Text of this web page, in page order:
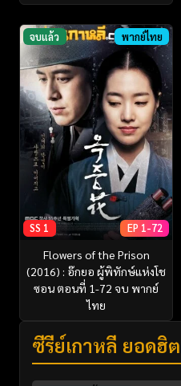
จบแล้ว พากย์ไทย
SS 1 EP 1-72
Flowers of the Prison
(2016) : อ๊กยอ ผู้พิทักษ์แห่งโช
ซอน ตอนที่ 1-72 จบ พากย์
ไทย
ซีรี่ย์เกาหลี ยอดฮิต